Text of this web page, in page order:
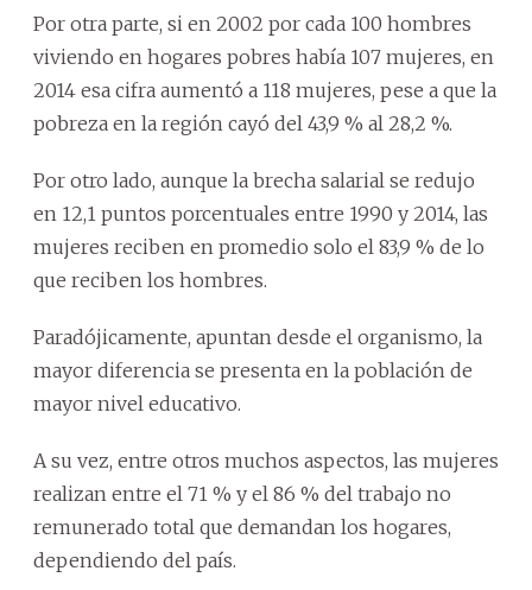
Por otra parte, si en 2002 por cada 100 hombres
viviendo en hogares pobres había 107 mujeres, en
2014 esa cifra aumentó a 118 mujeres, pese a que la
pobreza en la región cayó del 43,9 % al 28,2 %.
Por otro lado, aunque la brecha salarial se redujo
en 12,1 puntos porcentuales entre 1990 y 2014, las
mujeres reciben en promedio solo el 83,9 % de lo
que reciben los hombres.
Paradójicamente, apuntan desde el organismo, la
mayor diferencia se presenta en la población de
mayor nivel educativo.
A su vez, entre otros muchos aspectos, las mujeres
realizan entre el 71 % y el 86 % del trabajo no
remunerado total que demandan los hogares,
dependiendo del país.